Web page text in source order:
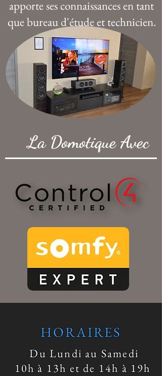
La Domotique Avec
apporte ses connaissances en tant
que bureau d'étude et technicien.
HORAIRES
Du Lundi au Samedi
10h à 13h et de 14h à 19h